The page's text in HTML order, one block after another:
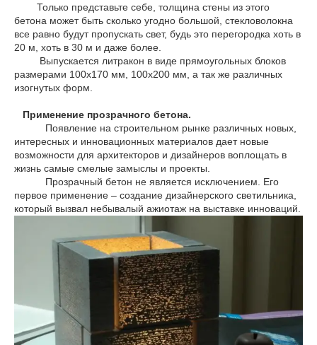
Только представьте себе, толщина стены из этого
бетона может быть сколько угодно большой, стекловолокна
все равно будут пропускать свет, будь это перегородка хоть в
20 м, хоть в 30 м и даже более.
Выпускается литракон в виде прямоугольных блоков
размерами 100х170 мм, 100х200 мм, а так же различных
изогнутых форм.
Применение прозрачного бетона.
Появление на строительном рынке различных новых,
интересных и инновационных материалов дает новые
возможности для архитекторов и дизайнеров воплощать в
жизнь самые смелые замыслы и проекты.
Прозрачный бетон не является исключением. Его
первое применение – создание дизайнерского светильника,
который вызвал небывалый ажиотаж на выставке инноваций.